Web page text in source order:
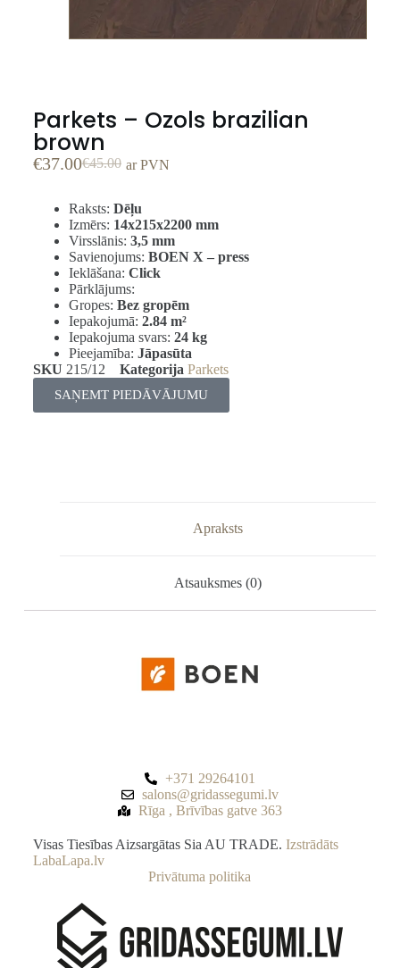
Parkets – Ozols brazilian
brown
€45.00
€37.00 ar PVN
Raksts: Dēļu
Izmērs: 14x215x2200 mm
Virsslānis: 3,5 mm
Savienojums: BOEN X – press
Ieklāšana: Click
Pārklājums:
Gropes: Bez gropēm
Iepakojumā: 2.84 m²
Iepakojuma svars: 24 kg
Pieejamība: Jāpasūta
SKU 215/12 Kategorija Parkets
SAŅEMT PIEDĀVĀJUMU
Apraksts
Atsauksmes (0)
+371 29264101
salons@gridassegumi.lv
Rīga , Brīvības gatve 363
Visas Tiesības Aizsargātas Sia AU TRADE. Izstrādāts
LabaLapa.lv
Privātuma politika